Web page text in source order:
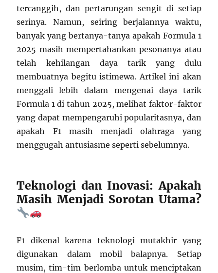
tercanggih, dan pertarungan sengit di setiap
serinya. Namun, seiring berjalannya waktu,
banyak yang bertanya-tanya apakah Formula 1
2025 masih mempertahankan pesonanya atau
telah kehilangan daya tarik yang dulu
membuatnya begitu istimewa. Artikel ini akan
menggali lebih dalam mengenai daya tarik
Formula 1 di tahun 2025, melihat faktor-faktor
yang dapat mempengaruhi popularitasnya, dan
apakah F1 masih menjadi olahraga yang
menggugah antusiasme seperti sebelumnya.
Teknologi dan Inovasi: Apakah
Masih Menjadi Sorotan Utama?
F1 dikenal karena teknologi mutakhir yang
digunakan dalam mobil balapnya. Setiap
musim, tim-tim berlomba untuk menciptakan